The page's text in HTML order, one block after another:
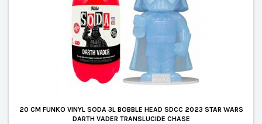
20 CM FUNKO VINYL SODA 3L BOBBLE HEAD SDCC 2023 STAR WARS
DARTH VADER TRANSLUCIDE CHASE